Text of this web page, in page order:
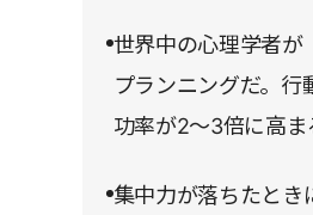
世界中の心理学者が
プランニングだ。行
功率が2～3倍に高ま
集中力が落ちたとき